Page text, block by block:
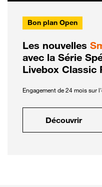
Bon plan Open
Les nouvelles
avec la Série
Livebox Classic
Engagement de 24 mois sur
Découvrir